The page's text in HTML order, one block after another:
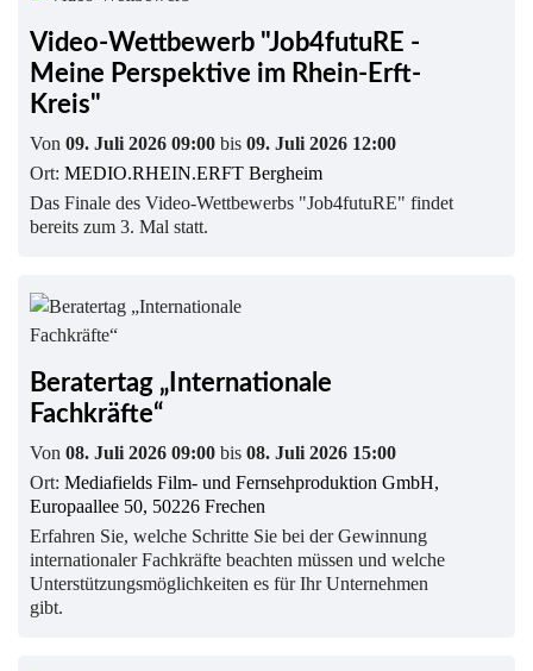
Video-Wettbewerb "Job4futuRE -
Meine Perspektive im Rhein-Erft-
Kreis"
Von 09. Juli 2026 09:00 bis 09. Juli 2026 12:00
Ort: MEDIO.RHEIN.ERFT Bergheim
Das Finale des Video-Wettbewerbs "Job4futuRE" findet
bereits zum 3. Mal statt.
Beratertag „Internationale
Fachkräfte“
Von 08. Juli 2026 09:00 bis 08. Juli 2026 15:00
Ort: Mediafields Film- und Fernsehproduktion GmbH,
Europaallee 50, 50226 Frechen
Erfahren Sie, welche Schritte Sie bei der Gewinnung
internationaler Fachkräfte beachten müssen und welche
Unterstützungsmöglichkeiten es für Ihr Unternehmen
gibt.